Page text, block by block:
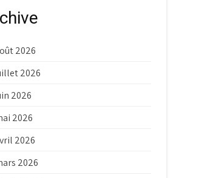
2026
2026
2026
2026
2026
2026